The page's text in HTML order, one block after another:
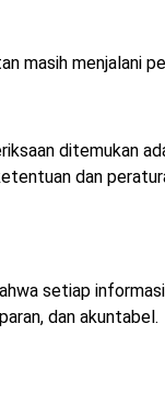
masih menjalani
ditemukan
dan
setiap
dan akuntabel.